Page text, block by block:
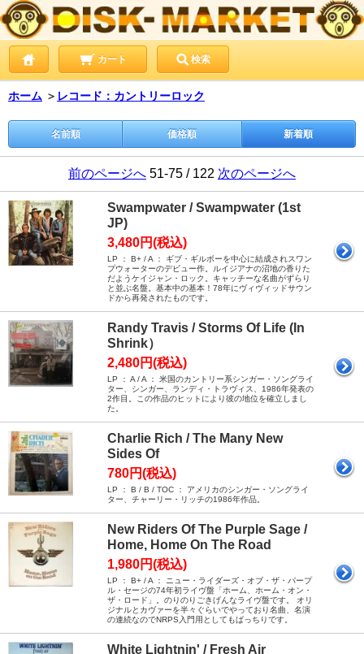
カート 検索
ホーム ＞ レコード：カントリーロック
名前順 価格順 新着順
前のページへ 51-75 / 122 次のページへ
Swampwater / Swampwater (1st
JP)
3,480円(税込)
LP ： B+ / A ： ギブ・ギルボーを中心に結成されスワン
プウォーターのデビュー作。ルイジアナの沼地の香りた
だようケイジャン・ロック。キャッチーな名曲がずらり
と並ぶ名盤。基本中の基本！78年にヴィヴィッドサウン
ドから再発されたものです。
Randy Travis / Storms Of Life (In
Shrink）
2,480円(税込)
LP ： A / A ： 米国のカントリー系シンガー・ソングライ
ター、シンガー、ランディ・トラヴィス、1986年発表の
2作目。この作品のヒットにより彼の地位を確立しまし
た。
Charlie Rich / The Many New
Sides Of
780円(税込)
LP ： B / B / TOC ： アメリカのシンガー・ソングライ
ター、チャーリー・リッチの1986年作品。
New Riders Of The Purple Sage /
Home, Home On The Road
1,980円(税込)
LP ： B+ / A ： ニュー・ライダーズ・オブ・ザ・パープ
ル・セージの74年初ライヴ盤「ホーム、ホーム・オン・
ザ・ロード」。のりのりごきげんなライヴ盤です。 オリ
ジナルとカヴァーを半々ぐらいでやっており名曲、名演
の連続なのでNRPS入門用としてもばっちりです。
White Lightnin' / Fresh Air